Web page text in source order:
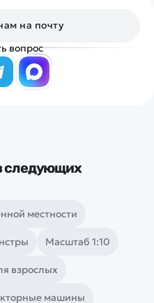
на почту
вопрос
следующих
местности
Масштаб 1:10
взрослых
машины